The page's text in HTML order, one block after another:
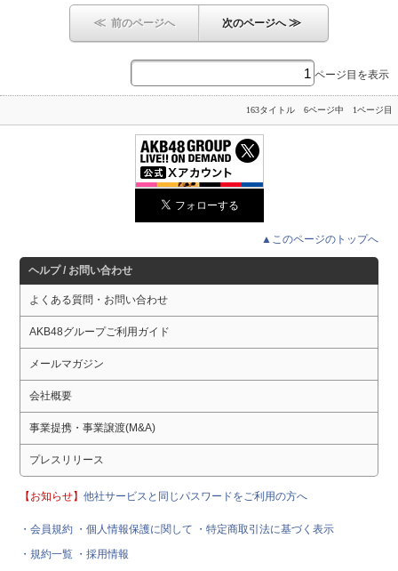
≪ 前のページへ 次のページへ≫
ページ目を表示
163タイトル 6ページ中 1ページ目
▲このページのトップへ
ヘルプ / お問い合わせ
よくある質問・お問い合わせ
AKB48グループご利用ガイド
メールマガジン
会社概要
事業提携・事業譲渡(M&A)
プレスリリース
【お知らせ】他社サービスと同じパスワードをご利用の方へ
・会員規約 ・個人情報保護に関して
・特定商取引法に基づく表示
・規約一覧 ・採用情報